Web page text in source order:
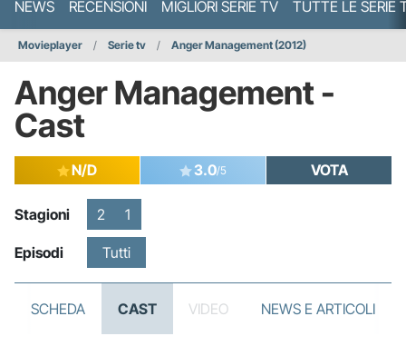
NEWS RECENSIONI MIGLIORI SERIE TV TUTTE LE SERIE
Movieplayer Serie tv Anger Management (2012)
Anger Management -
Cast
N/D 3.0/5 VOTA
Stagioni 2 1
Episodi Tutti
SCHEDA CAST VIDEO NEWS E ARTICOLI